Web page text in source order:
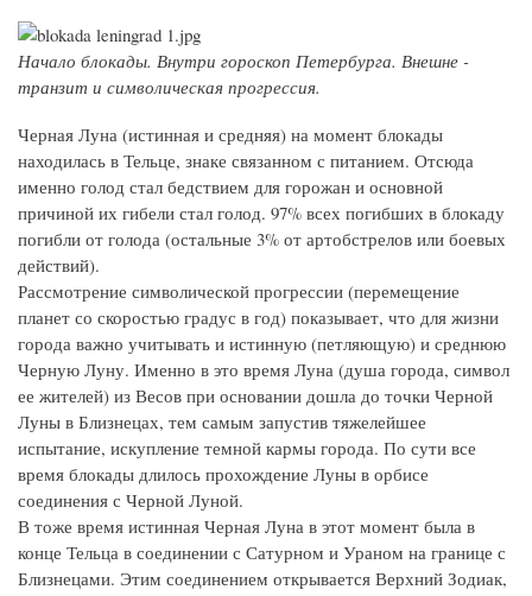
Начало блокады. Внутри гороскоп Петербурга. Внешне -
транзит и символическая прогрессия.
Черная Луна (истинная и средняя) на момент блокады
находилась в Тельце, знаке связанном с питанием. Отсюда
именно голод стал бедствием для горожан и основной
причиной их гибели стал голод. 97% всех погибших в блокаду
погибли от голода (остальные 3% от артобстрелов или боевых
действий).
Рассмотрение символической прогрессии (перемещение
планет со скоростью градус в год) показывает, что для жизни
города важно учитывать и истинную (петляющую) и среднюю
Черную Луну. Именно в это время Луна (душа города, символ
ее жителей) из Весов при основании дошла до точки Черной
Луны в Близнецах, тем самым запустив тяжелейшее
испытание, искупление темной кармы города. По сути все
время блокады длилось прохождение Луны в орбисе
соединения с Черной Луной.
В тоже время истинная Черная Луна в этот момент была в
конце Тельца в соединении с Сатурном и Ураном на границе с
Близнецами. Этим соединением открывается Верхний Зодиак,